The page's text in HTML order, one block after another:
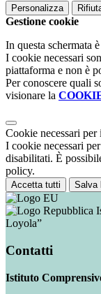
Personalizza
Gestione cookie
In questa schermata
I cookie necessari
piattaforma e non è
Per conoscere quali
visionare la
Cookie necessari
I cookie necessari
disabilitati. È
policy.
Accetta tutti Salva
Loyola”
Contatti
Istituto